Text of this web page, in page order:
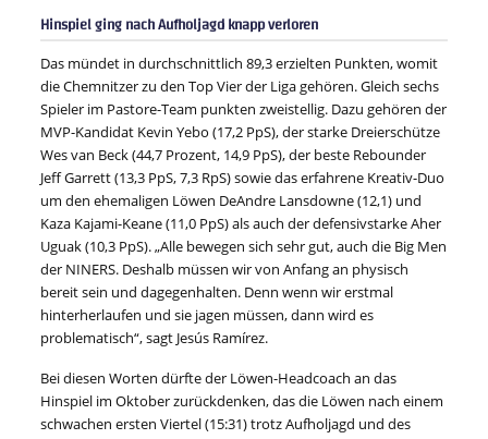
Hinspiel ging nach Aufholjagd knapp verloren
Das mündet in durchschnittlich 89,3 erzielten Punkten, womit
die Chemnitzer zu den Top Vier der Liga gehören. Gleich sechs
Spieler im Pastore-Team punkten zweistellig. Dazu gehören der
MVP-Kandidat Kevin Yebo (17,2 PpS), der starke Dreierschütze
Wes van Beck (44,7 Prozent, 14,9 PpS), der beste Rebounder
Jeff Garrett (13,3 PpS, 7,3 RpS) sowie das erfahrene Kreativ-Duo
um den ehemaligen Löwen DeAndre Lansdowne (12,1) und
Kaza Kajami-Keane (11,0 PpS) als auch der defensivstarke Aher
Uguak (10,3 PpS). „Alle bewegen sich sehr gut, auch die Big Men
der NINERS. Deshalb müssen wir von Anfang an physisch
bereit sein und dagegenhalten. Denn wenn wir erstmal
hinterherlaufen und sie jagen müssen, dann wird es
problematisch“, sagt Jesús Ramírez.
Bei diesen Worten dürfte der Löwen-Headcoach an das
Hinspiel im Oktober zurückdenken, das die Löwen nach einem
schwachen ersten Viertel (15:31) trotz Aufholjagd und des